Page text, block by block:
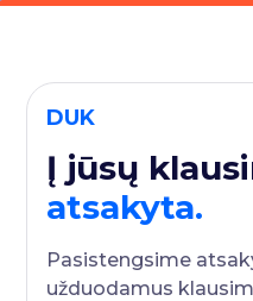
DUK
Į jūsų
atsakyta.
Pasistengsime
užduodamus